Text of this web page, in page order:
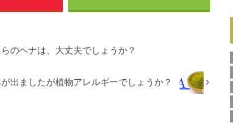
のヘナは、大丈夫でしょうか？
出ましたが植物アレルギーでしょうか？